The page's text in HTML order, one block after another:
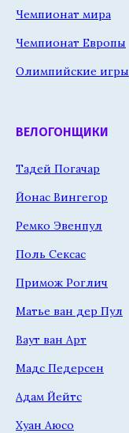
Чемпионат мира
Чемпионат Европы
Олимпийские игры
ВЕЛОГОНЩИКИ
Тадей Погачар
Йонас Вингегор
Ремко Эвенпул
Поль Сексас
Примож Роглич
Матье ван дер Пул
Ваут ван Арт
Мадс Педерсен
Адам Йейтс
Хуан Аюсо